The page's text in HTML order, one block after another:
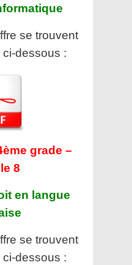
se trouvent
ci-dessous :
grade –
8
en langue
se trouvent
ci-dessous :